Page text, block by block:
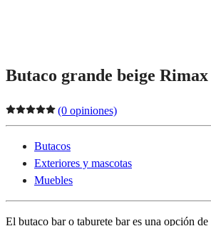
Butaco grande beige Rimax
(0 opiniones)
Butacos
Exteriores y mascotas
Muebles
El butaco bar o taburete bar es una opción de